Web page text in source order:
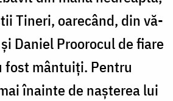
Tineri, oarecând, din vă­
Daniel Proo­rocul de fiare
fost mântuiţi. Pentru
înainte de naşterea lui